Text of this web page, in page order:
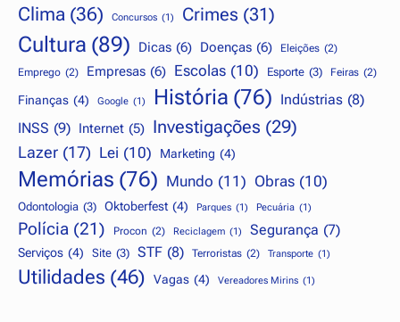
Clima (36) Concursos (1) Crimes (31)
Cultura (89) Dicas (6) Doenças (6) Eleições (2)
Emprego (2) Empresas (6) Escolas (10) Esporte (3) Feiras (2)
Finanças (4) Google (1) História (76) Indústrias (8)
INSS (9) Internet (5) Investigações (29)
Lazer (17) Lei (10) Marketing (4)
Memórias (76) Mundo (11) Obras (10)
Odontologia (3) Oktoberfest (4) Parques (1) Pecuária (1)
Polícia (21) Procon (2) Reciclagem (1) Segurança (7)
Serviços (4) Site (3) STF (8) Terroristas (2) Transporte (1)
Utilidades (46) Vagas (4) Vereadores Mirins (1)